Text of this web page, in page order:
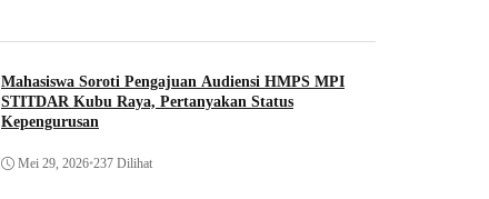
Mahasiswa Soroti Pengajuan Audiensi HMPS MPI
STITDAR Kubu Raya, Pertanyakan Status
Kepengurusan
Mei 29, 2026•237 Dilihat